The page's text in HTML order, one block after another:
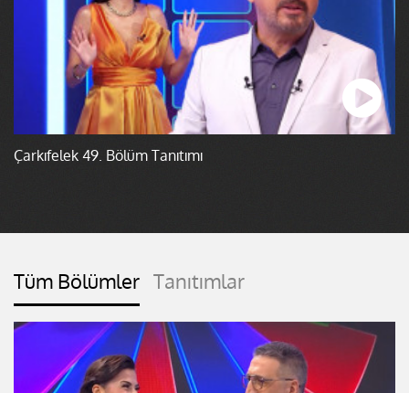
Çarkıfelek 49. Bölüm Tanıtımı
Tüm Bölümler Tanıtımlar